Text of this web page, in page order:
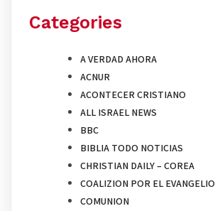
Categories
A VERDAD AHORA
ACNUR
ACONTECER CRISTIANO
ALL ISRAEL NEWS
BBC
BIBLIA TODO NOTICIAS
CHRISTIAN DAILY – COREA
COALIZION POR EL EVANGELIO
COMUNION